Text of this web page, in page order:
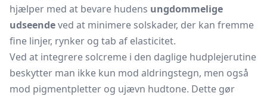
hjælper med at bevare hudens ungdommelige
udseendeved at minimere solskader, der kan fremme
fine linjer, rynker og tab af elasticitet.
Ved at integrere solcreme i den daglige hudplejerutine
beskytter man ikke kun mod aldringstegn, men også
mod pigmentpletter og ujævn hudtone. Dette gør